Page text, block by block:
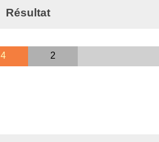
Résultat
4 2